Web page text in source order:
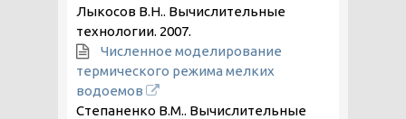
Лыкосов В.Н.. Вычислительные
технологии. 2007.
Численное моделирование
термического режима мелких
водоемов
Степаненко В.М.. Вычислительные